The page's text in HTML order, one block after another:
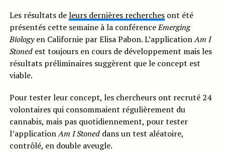
Les résultats deleurs dernières recherchesont été
présentés cette semaine à la conférenceEmerging
Biologyen Californie par Elisa Pabon. L’applicationAm I
Stonedest toujours en cours de développement mais les
résultats préliminaires suggèrent que le concept est
viable.
Pour tester leur concept, les chercheurs ont recruté 24
volontaires qui consommaient régulièrement du
cannabis, mais pas quotidiennement, pour tester
l’applicationAm I Stoneddans un test aléatoire,
contrôlé, en double aveugle.